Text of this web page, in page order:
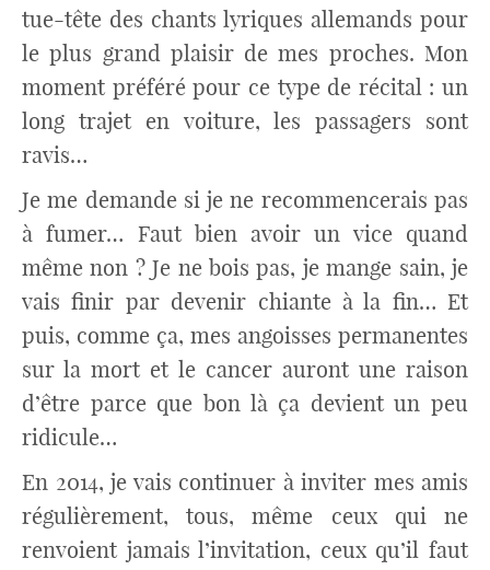
tue-tête des chants lyriques allemands pour
le plus grand plaisir de mes proches. Mon
moment préféré pour ce type de récital : un
long trajet en voiture, les passagers sont
ravis…
Je me demande si je ne recommencerais pas
à fumer… Faut bien avoir un vice quand
même non ? Je ne bois pas, je mange sain, je
vais finir par devenir chiante à la fin… Et
puis, comme ça, mes angoisses permanentes
sur la mort et le cancer auront une raison
d’être parce que bon là ça devient un peu
ridicule…
En 2014, je vais continuer à inviter mes amis
régulièrement, tous, même ceux qui ne
renvoient jamais l’invitation, ceux qu’il faut